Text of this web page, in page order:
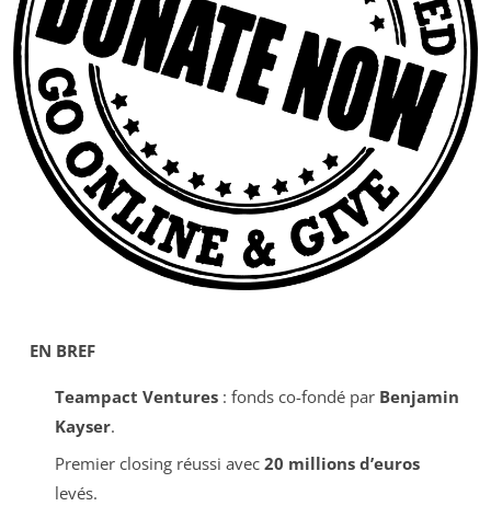
EN BREF
Teampact Ventures: fonds co-fondé par Benjamin
Kayser.
Premier closing réussi avec 20 millions d’euros
levés.